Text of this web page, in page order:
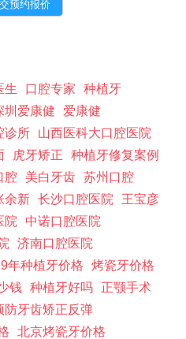
生 口腔专家
种植牙
圳爱康健
爱康健
诊所
山西医科大口腔医院
虎牙矫正
种植牙修复案例
腔 美白牙齿
苏州口腔
余新 长沙口腔医院
王宝彦
院
中诺口腔医院
济南口腔医院
年种植牙价格
烤瓷牙价格
钱 种植牙好吗
正颚手术
防牙齿矫正反弹
北京烤瓷牙价格